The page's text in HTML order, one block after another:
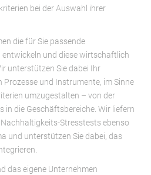
bei der Auswahl ihrer
die für Sie passende
und diese wirtschaftlich
unterstützen Sie dabei Ihr
Prozesse und Instrumente, im Sinne
umzugestalten – von der
in die Geschäftsbereiche. Wir liefern
Stresstests ebenso
und unterstützen Sie dabei, das
das eigene Unternehmen